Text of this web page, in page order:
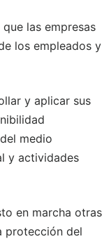
las empresas
los empleados y
y aplicar sus
medio
y actividades
en marcha otras
protección del